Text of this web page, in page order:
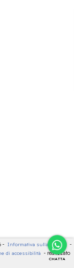
CHATTA
- Informativa sulla privacy -
di accessibilità - realizzato